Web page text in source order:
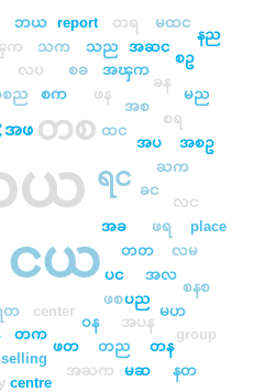
ယ
ငယ
တစ
ရင
အဖ
ထင
အခ
ည စက
ပင
ဖန
ဖစ
အစ
တတ
ပည
center
တ
လပ စခ အၾက
အပ
အပန
ခင
ဝန
တက
ခန
ဖရ
အလ
က သက သည အဆင
စရ
ႀက
မဟ
တန
တည
ဖတ
စဥ
လင
လမ
ဘယ report တရ မထင
မည
အစဥ
group
စနစ
နတ
မဆ
အႀက
centre
place
နည